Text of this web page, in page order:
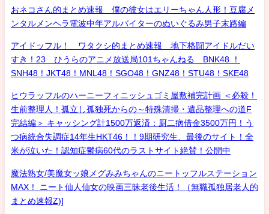
おネコさん的まとめ速報 僕の彼女はエリーちゃん人形！豆腐メ
ンタルメンヘラ電波中年アルバイターのぬいぐるみ男子末路編
アイドッフル！ ワタクシ的まとめ速報 地下格闘アイドルだい
すき！23 ひうらのアニメ放送局101ちゃんねる BNK48 ！
SNH48！JKT48！MNL48！SGO48！GNZ48！STU48！SKE48
ヒウラッフルのハーニーフィニッシュゴミ屋敷補完計画 ＜必殺！
生前整理人！孤立し孤独死からの～特殊清掃・遺品整理への道F
完結編＞ キャッシング計1500万返済：厨二病借金3500万円！う
つ病統合失調症14年生HKT46！！9期研究生、最後のサイト！全
米が泣いた！認知症鬱病60代のラストサイト絶賛！公開中
魔法熟女/美魔女ッ娘メグみみちゃんのニートッフルステーション
MAX！ ニート仙人仙女の映画三昧老後生活！（無職孤独居老人的
まとめ速報Z)]